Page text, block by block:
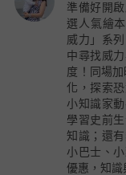
準備好開
選人氣繪
威力」系
中尋找威
度！同場
化，探索
小知識家
學習史前
知識；還
小巴士、
優惠，知識